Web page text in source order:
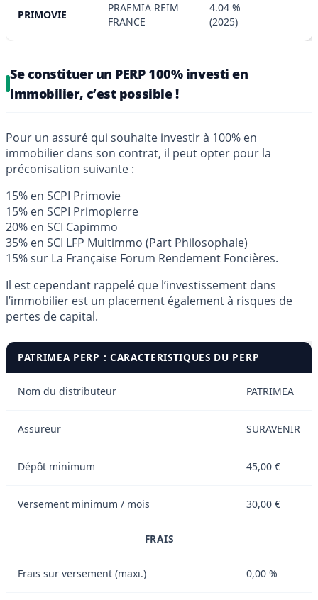
PRIMOVIE
PRAEMIA REIM
FRANCE
4.04 %
(2025)
Se constituer un PERP 100% investi en
immobilier, c’est possible !
Pour un assuré qui souhaite investir à 100% en
immobilier dans son contrat, il peut opter pour la
préconisation suivante :
15% en SCPI Primovie
15% en SCPI Primopierre
20% en SCI Capimmo
35% en SCI LFP Multimmo (Part Philosophale)
15% sur La Française Forum Rendement Foncières.
Il est cependant rappelé que l’investissement dans
l’immobilier est un placement également à risques de
pertes de capital.
PATRIMEA PERP : CARACTERISTIQUES DU PERP
Nom du distributeur PATRIMEA
Assureur SURAVENIR
Dépôt minimum 45,00 €
Versement minimum / mois 30,00 €
FRAIS
Frais sur versement (maxi.) 0,00 %